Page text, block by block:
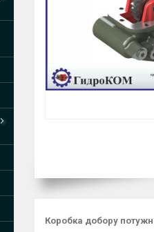
Коробка добору